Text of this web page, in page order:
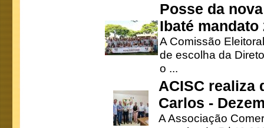
Posse da
Ibaté mandato
A Comissão
de escolha da
o ...
ACISC realiza
Carlos -
A Associação